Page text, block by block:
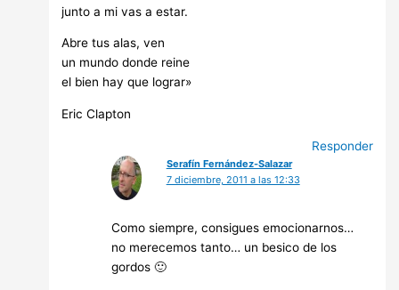
junto a mi vas a estar.
Abre tus alas, ven
un mundo donde reine
el bien hay que lograr»
Eric Clapton
Responder
Serafín Fernández-Salazar
7 diciembre, 2011 a las 12:33
Como siempre, consigues emocionarnos…
no merecemos tanto… un besico de los
gordos 🙂